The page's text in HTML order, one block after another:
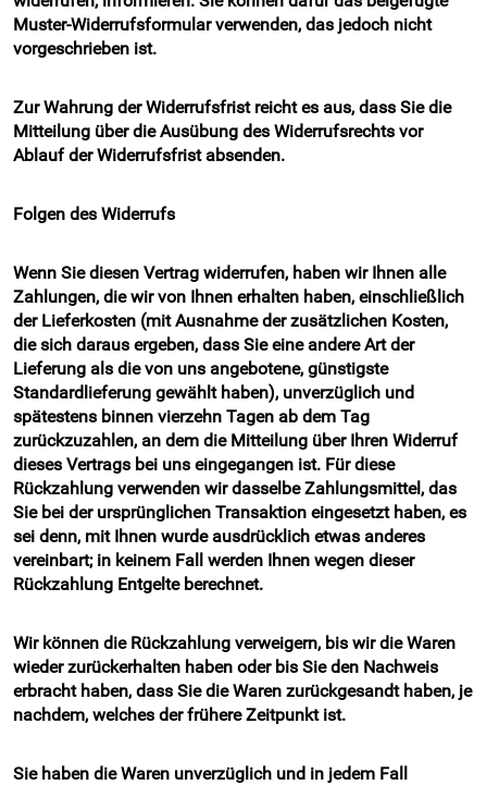
Muster-Widerrufsformular verwenden, das jedoch nicht
vorgeschrieben ist.
Zur Wahrung der Widerrufsfrist reicht es aus, dass Sie die
Mitteilung über die Ausübung des Widerrufsrechts vor
Ablauf der Widerrufsfrist absenden.
Folgen des Widerrufs
Wenn Sie diesen Vertrag widerrufen, haben wir Ihnen alle
Zahlungen, die wir von Ihnen erhalten haben, einschließlich
der Lieferkosten (mit Ausnahme der zusätzlichen Kosten,
die sich daraus ergeben, dass Sie eine andere Art der
Lieferung als die von uns angebotene, günstigste
Standardlieferung gewählt haben), unverzüglich und
spätestens binnen vierzehn Tagen ab dem Tag
zurückzuzahlen, an dem die Mitteilung über Ihren Widerruf
dieses Vertrags bei uns eingegangen ist. Für diese
Rückzahlung verwenden wir dasselbe Zahlungsmittel, das
Sie bei der ursprünglichen Transaktion eingesetzt haben, es
sei denn, mit Ihnen wurde ausdrücklich etwas anderes
vereinbart; in keinem Fall werden Ihnen wegen dieser
Rückzahlung Entgelte berechnet.
Wir können die Rückzahlung verweigern, bis wir die Waren
wieder zurückerhalten haben oder bis Sie den Nachweis
erbracht haben, dass Sie die Waren zurückgesandt haben, je
nachdem, welches der frühere Zeitpunkt ist.
Sie haben die Waren unverzüglich und in jedem Fall